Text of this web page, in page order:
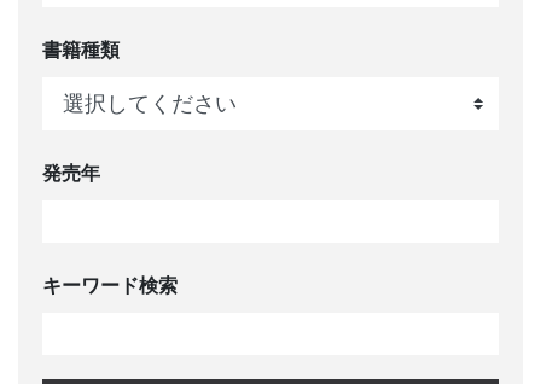
書籍種類
発売年
キーワード検索